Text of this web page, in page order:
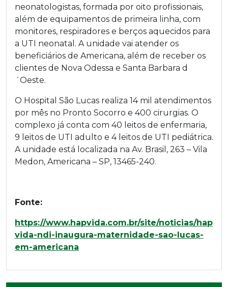
neonatologistas, formada por oito profissionais,
além de equipamentos de primeira linha, com
monitores, respiradores e berços aquecidos para
a UTI neonatal. A unidade vai atender os
beneficiários de Americana, além de receber os
clientes de Nova Odessa e Santa Barbara d
´Oeste.
O Hospital São Lucas realiza 14 mil atendimentos
por mês no Pronto Socorro e 400 cirurgias. O
complexo já conta com 40 leitos de enfermaria,
9 leitos de UTI adulto e 4 leitos de UTI pediátrica.
A unidade está localizada na Av. Brasil, 263 – Vila
Medon, Americana – SP, 13465-240.
Fonte:
https://www.hapvida.com.br/site/noticias/hap
vida-ndi-inaugura-maternidade-sao-lucas-
em-americana